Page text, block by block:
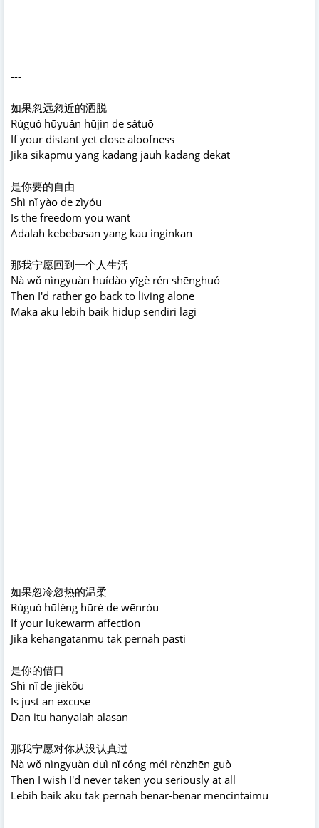
---
如果忽远忽近的洒脱
Rúguǒ hūyuǎn hūjìn de sǎtuō
If your distant yet close aloofness
Jika sikapmu yang kadang jauh kadang dekat
是你要的自由
Shì nǐ yào de zìyóu
Is the freedom you want
Adalah kebebasan yang kau inginkan
那我宁愿回到一个人生活
Nà wǒ nìngyuàn huídào yīgè rén shēnghuó
Then I'd rather go back to living alone
Maka aku lebih baik hidup sendiri lagi
如果忽冷忽热的温柔
Rúguǒ hūlěng hūrè de wēnróu
If your lukewarm affection
Jika kehangatanmu tak pernah pasti
是你的借口
Shì nǐ de jièkǒu
Is just an excuse
Dan itu hanyalah alasan
那我宁愿对你从没认真过
Nà wǒ nìngyuàn duì nǐ cóng méi rènzhēn guò
Then I wish I'd never taken you seriously at all
Lebih baik aku tak pernah benar-benar mencintaimu